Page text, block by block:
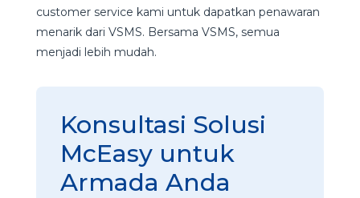
customer service kami untuk dapatkan penawaran
menarik dari VSMS. Bersama VSMS, semua
menjadi lebih mudah.
Konsultasi Solusi
McEasy untuk
Armada Anda